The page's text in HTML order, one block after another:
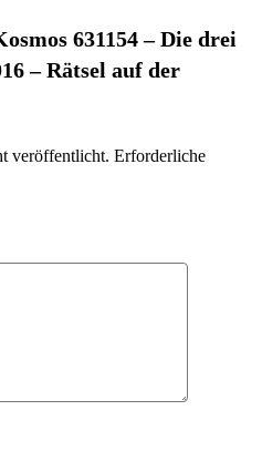
631154 – Die drei
– Rätsel auf der
veröffentlicht. Erforderliche